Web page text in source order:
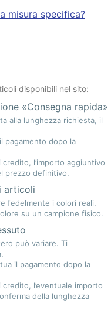
misura specifica?
disponibili nel sito:
«Consegna rapida»
alla lunghezza richiesta, il
pagamento dopo la
l’importo aggiuntivo
prezzo definitivo.
articoli
fedelmente i colori reali.
su un campione fisico.
può variare. Ti
il pagamento dopo la
l’eventuale importo
della lunghezza